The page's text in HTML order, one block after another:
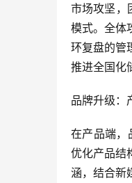
市场攻坚，
模式。全体
环复盘的管
推进全国化
品牌升级：
在产品端，
优化产品结
涵，结合新